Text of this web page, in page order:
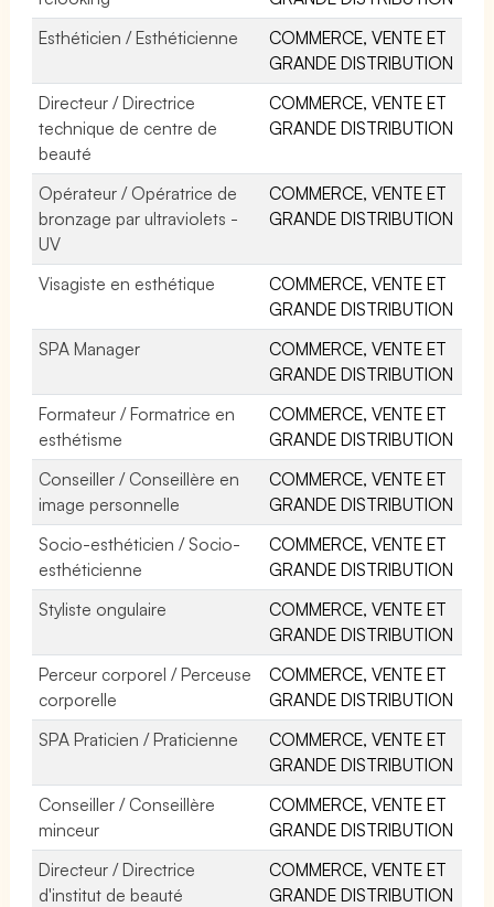
Esthéticien / Esthéticienne
COMMERCE, VENTE ET
GRANDE DISTRIBUTION
Directeur / Directrice
technique de centre de
beauté
COMMERCE, VENTE ET
GRANDE DISTRIBUTION
Opérateur / Opératrice de
bronzage par ultraviolets -
UV
COMMERCE, VENTE ET
GRANDE DISTRIBUTION
Visagiste en esthétique
COMMERCE, VENTE ET
GRANDE DISTRIBUTION
SPA Manager
COMMERCE, VENTE ET
GRANDE DISTRIBUTION
Formateur / Formatrice en
esthétisme
COMMERCE, VENTE ET
GRANDE DISTRIBUTION
Conseiller / Conseillère en
image personnelle
COMMERCE, VENTE ET
GRANDE DISTRIBUTION
Socio-esthéticien / Socio-
esthéticienne
COMMERCE, VENTE ET
GRANDE DISTRIBUTION
Styliste ongulaire
COMMERCE, VENTE ET
GRANDE DISTRIBUTION
Perceur corporel / Perceuse
corporelle
COMMERCE, VENTE ET
GRANDE DISTRIBUTION
SPA Praticien / Praticienne
COMMERCE, VENTE ET
GRANDE DISTRIBUTION
Conseiller / Conseillère
minceur
COMMERCE, VENTE ET
GRANDE DISTRIBUTION
Directeur / Directrice
d'institut de beauté
COMMERCE, VENTE ET
GRANDE DISTRIBUTION